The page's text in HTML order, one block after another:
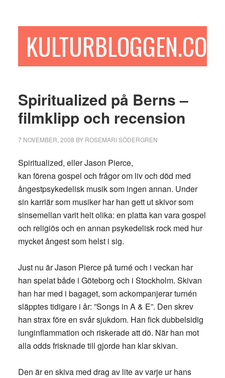
sidofältetKULTURBLOGGEN.COM
Spiritualized på Berns –
filmklipp och recension
7 NOVEMBER, 2008 BY ROSEMARI SÖDERGREN
Spiritualized, eller Jason Pierce,
kan förena gospel och frågor om liv och död med
ångestpsykedelisk musik som ingen annan. Under
sin karriär som musiker har han gett ut skivor som
sinsemellan varit helt olika: en platta kan vara gospel
och religiös och en annan psykedelisk rock med hur
mycket ångest som helst i sig.
Just nu är Jason Pierce på turné och i veckan har
han spelat både i Göteborg och i Stockholm. Skivan
han har med i bagaget, som ackompanjerar turnén
släpptes tidigare i år: ”Songs in A & E”. Den skrev
han strax före en svår sjukdom. Han fick dubbelsidig
lunginflammation och riskerade att dö. När han mot
alla odds frisknade till gjorde han klar skivan.
Den är en skiva med drag av lite av varje ur hans